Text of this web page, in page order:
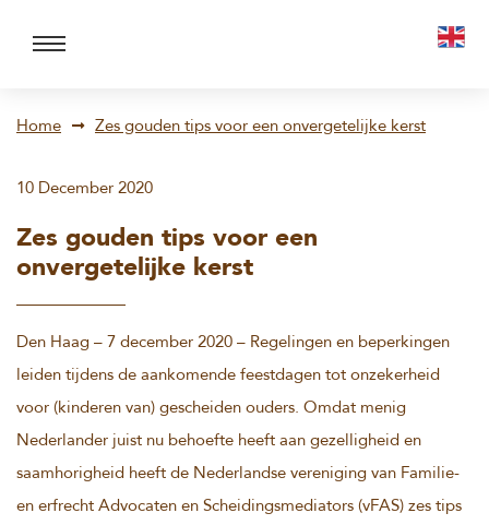
Home Zes gouden tips voor een onvergetelijke kerst
10 December 2020
Zes gouden tips voor een
onvergetelijke kerst
Den Haag – 7 december 2020 – Regelingen en beperkingen
leiden tijdens de aankomende feestdagen tot onzekerheid
voor (kinderen van) gescheiden ouders. Omdat menig
Nederlander juist nu behoefte heeft aan gezelligheid en
saamhorigheid heeft de Nederlandse vereniging van Familie-
en erfrecht Advocaten en Scheidingsmediators (vFAS) zes tips